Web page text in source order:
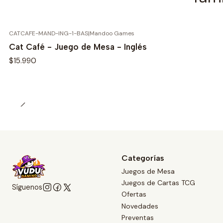
CATCAFE-MAND-ING-1-BAS|Mandoo Games
Cat Café - Juego de Mesa - Inglés
$15.990
Síguenos
Categorías
Juegos de Mesa
Juegos de Cartas TCG
Ofertas
Novedades
Preventas